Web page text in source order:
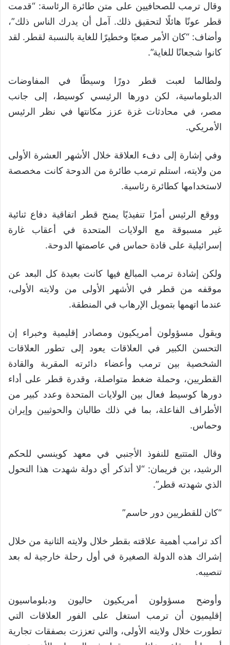
وقال ترمب للصحافيين على متن طائرة الرئاسة: “قدمت
قطر عونًا هائلًا لتحقيق ذلك. آمل أن يدرك الناس ذلك”،
وأضاف: “كان الأمر صعبًا وخطيرًا للغاية بالنسبة لقطر. لقد
كانوا شجعانًا للغاية”.
ولطالما لعبت قطر دورًا وسيطًا في المفاوضات
الدبلوماسية، لكن دورها الرئيسي كوسيط، إلى جانب
مصر، في محادثات غزة عزز مكانتها في نظر الرئيس
الأمريكي.
وفي إشارة إلى دفء العلاقة خلال الأشهر العشرة الأولى
من ولايته، استلم ترمب طائرة من الدوحة كانت مخصصة
لاستخدامها كطائرة رئاسية.
ووقع الرئيس أمرًا تنفيذيًا يمنح قطر اتفاقية دفاع ثنائية
غير مسبوقة مع الولايات المتحدة في أعقاب غارة
إسرائيلية على قادة حماس في عاصمتها الدوحة.
ولكن إشادة ترمب المبالغ فيها كانت بعيدة كل البعد عن
موقفه من قطر في الأشهر الأولى من ولايته الأولى،
عندما اتهمها بتمويل الإرهاب في المنطقة.
ويقول مسؤولون أمريكيون ومصادر إقليمية وخبراء إن
التحسن الكبير في العلاقات يعود إلى تطور العلاقات
الشخصية بين ترمب وأعضاء دائرته المقربة والقادة
القطريين، وحملة ضغط متواصلة، وقدرة قطر على أداء
دورها كوسيط فعال بين الولايات المتحدة وعدد كبير من
الأطراف الفاعلة، بما في ذلك طالبان والحوثيين وإيران
وحماس.
وقال المتتبع للنفوذ الأجنبي في معهد كوينسي للحكم
الرشيد، بن فريمان: “لا أتذكر أي دولة شهدت هذا التحول
الذي شهدته قطر”.
“كان للقطريين دور حاسم”
أكد ترامب أهمية علاقته بقطر خلال ولايته الثانية من خلال
إشراك هذه الدولة الصغيرة في أول رحلة خارجية له بعد
تنصيبه.
وأوضح مسؤولون أمريكيون حاليون ودبلوماسيون
إقليميون أن ترمب استغل على الفور العلاقات التي
تطورت خلال ولايته الأولى، والتي تعززت بصفقات تجارية